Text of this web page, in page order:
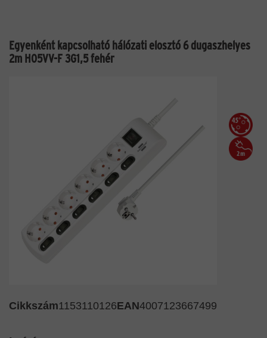
Egyenként kapcsolható hálózati elosztó 6 dugaszhelyes
2m H05VV-F 3G1,5 fehér
Cikkszám1153110126EAN4007123667499